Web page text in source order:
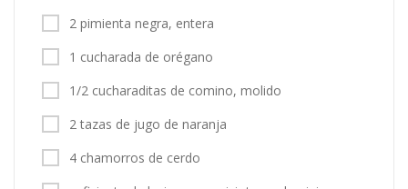
2 pimienta negra, entera
1 cucharada de orégano
1/2 cucharaditas de comino, molido
2 tazas de jugo de naranja
4 chamorros de cerdo